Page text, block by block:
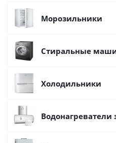
Морозильники
Стиральные
Холодильники
Водонагреватели